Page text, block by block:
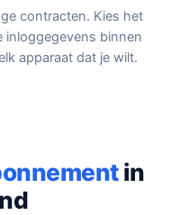
contracten. Kies het
inloggegevens binnen
apparaat dat je wilt.
in